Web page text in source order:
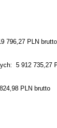
796,27 PLN brutto
5 912 735,27
PLN brutto